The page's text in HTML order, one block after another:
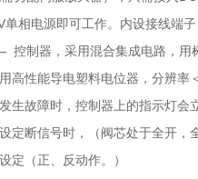
相电源即可工作。内设接线端子
，采用混合集成电路，用树
能导电塑料电位器，分辨率＜
障时，控制器上的指示灯会立
信号时，（阀芯处于全开，全
（正、反动作。）